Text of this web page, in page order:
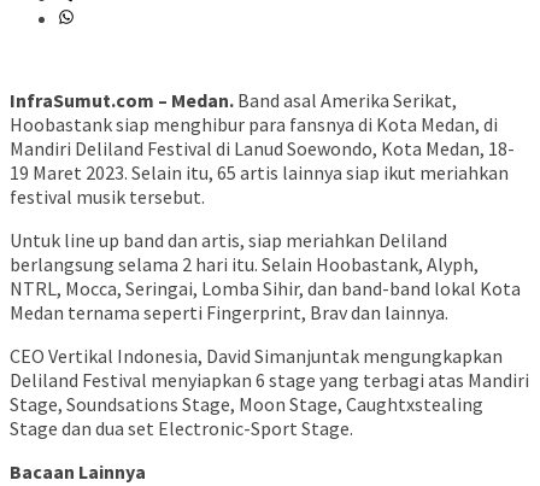
InfraSumut.com – Medan. Band asal Amerika Serikat,
Hoobastank siap menghibur para fansnya di Kota Medan, di
Mandiri Deliland Festival di Lanud Soewondo, Kota Medan, 18-
19 Maret 2023. Selain itu, 65 artis lainnya siap ikut meriahkan
festival musik tersebut.
Untuk line up band dan artis, siap meriahkan Deliland
berlangsung selama 2 hari itu. Selain Hoobastank, Alyph,
NTRL, Mocca, Seringai, Lomba Sihir, dan band-band lokal Kota
Medan ternama seperti Fingerprint, Brav dan lainnya.
CEO Vertikal Indonesia, David Simanjuntak mengungkapkan
Deliland Festival menyiapkan 6 stage yang terbagi atas Mandiri
Stage, Soundsations Stage, Moon Stage, Caughtxstealing
Stage dan dua set Electronic-Sport Stage.
Bacaan Lainnya